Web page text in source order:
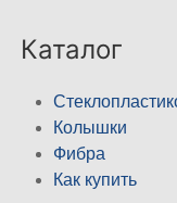
Каталог
Колышки
Фибра
Как купить